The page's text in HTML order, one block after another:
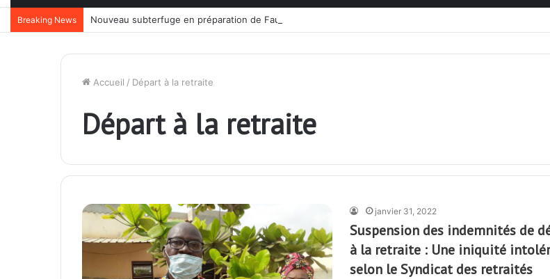
Breaking News Nouveau subterfuge en préparation de Faure Gnassingbé pour ne jamais partir ; les Togolais disent non
Accueil / Départ à la retraite
Départ à la retraite
janvier 31, 2022
Suspension des indemnités de
à la retraite : Une iniquité
selon le Syndicat des retraités